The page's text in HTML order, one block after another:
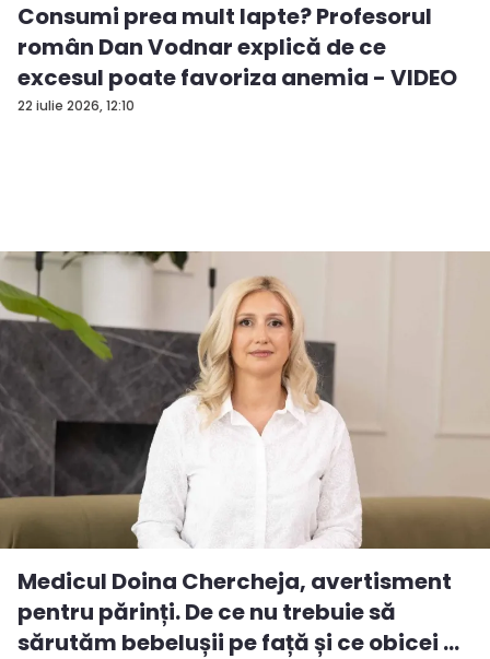
22 iulie 2026, 12:10
Consumi prea mult lapte? Profesorul
român Dan Vodnar explică de ce
excesul poate favoriza anemia - VIDEO
Medicul Doina Chercheja, avertisment
pentru părinți. De ce nu trebuie să
sărutăm bebelușii pe față și ce obicei ...